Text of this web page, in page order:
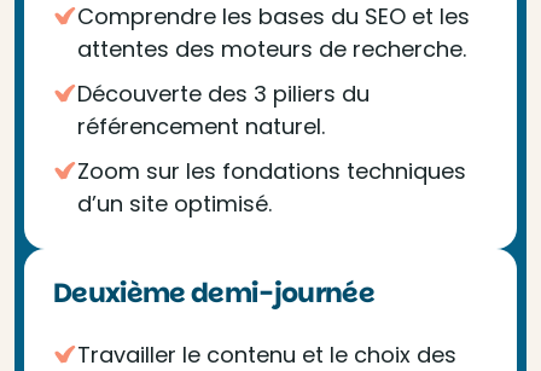
Comprendre les bases du SEO et les
attentes des moteurs de recherche.
Découverte des 3 piliers du
référencement naturel.
Zoom sur les fondations techniques
d’un site optimisé.
Deuxième demi-journée
Travailler le contenu et le choix des